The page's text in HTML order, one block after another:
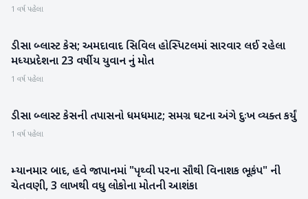
1 વર્ષ પહેલા
બનાસકાંઠા
ડીસા બ્લાસ્ટ કેસ; અમદાવાદ સિવિલ હોસ્પિટલમાં સારવાર લઈ રહેલા
મધ્યપ્રદેશના 23 વર્ષીય યુવાન નું મોત
1 વર્ષ પહેલા
બનાસકાંઠા
ડીસા બ્લાસ્ટ કેસની તપાસનો ધમધમાટ; સમગ્ર ઘટના અંગે દુઃખ વ્યક્ત કર્યું
1 વર્ષ પહેલા
આંતરરાષ્ટ્રીય
મ્યાનમાર બાદ, હવે જાપાનમાં "પૃથ્વી પરના સૌથી વિનાશક ભૂકંપ" ની
ચેતવણી, 3 લાખથી વધુ લોકોના મોતની આશંકા